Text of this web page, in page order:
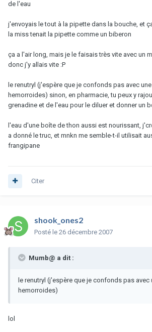
de l'eau
j'envoyais le tout à la pipette dans la bouche, et
la miss tenait la pipette comme un biberon
ça a l'air long, mais je le faisais très vite avec un
donc j'y allais vite :P
le renutryl (j'espère que je confonds pas avec
hemorroides) sinon, en pharmacie, tu peux y
grenadine et de l'eau pour le diluer et donner un
l'eau d'une boîte de thon aussi est nourissant,
a donné le truc, et mnkn me semble-t-il utilisait
frangipane
Citer
shook_ones2
Posté le 26 décembre 2007
Mumb@ a dit :
le renutryl (j'espère que je confonds pas avec
hemorroides)
lol